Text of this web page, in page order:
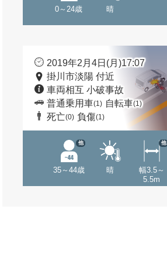
0～24歳 晴
2019年2月4日(月)17:07
掛川市淡陽 付近
車両相互 小破事故
普通乗用車(1) 自転車(1)
死亡(0) 負傷(1)
35～44歳
他
晴
幅3.5～
5.5m
他